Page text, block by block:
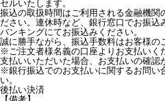
セルいたします。
振込の取扱時間はご利用される金融機関
ださい。連休時など、銀行窓口でお振込
バンキングにてお振込みください。
誠に勝手ながら、振込手数料はお客様の
※ご注文者様名義の口座よりお支払いく
支払いいただいた場合、お支払いの確認
※銀行振込でのお支払いに関するお問い
い。
後払い決済